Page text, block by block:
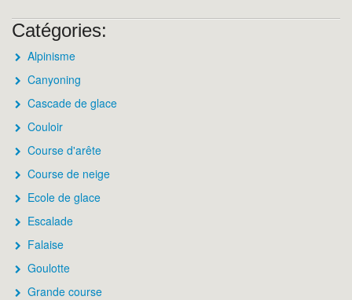
Catégories:
Alpinisme
Canyoning
Cascade de glace
Couloir
Course d'arête
Course de neige
Ecole de glace
Escalade
Falaise
Goulotte
Grande course